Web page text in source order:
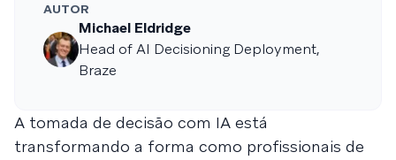
AUTOR
Michael Eldridge
Head of AI Decisioning Deployment,
Braze
A tomada de decisão com IA está
transformando a forma como profissionais de